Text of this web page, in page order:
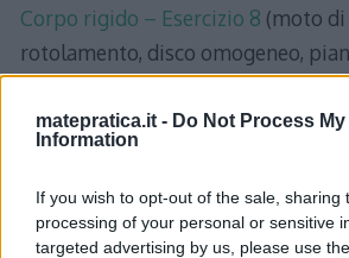
matepratica.it - Do Not Process My
Information
If you wish to opt-out of the sale, sharing
processing of your personal or sensitive
targeted advertising by us, please use
Corpo rigido – Esercizio 8 (moto
rotolamento, disco omogeneo,
rotolamento senza strisciamento,
forza, momento di inerzia,
slittamento)